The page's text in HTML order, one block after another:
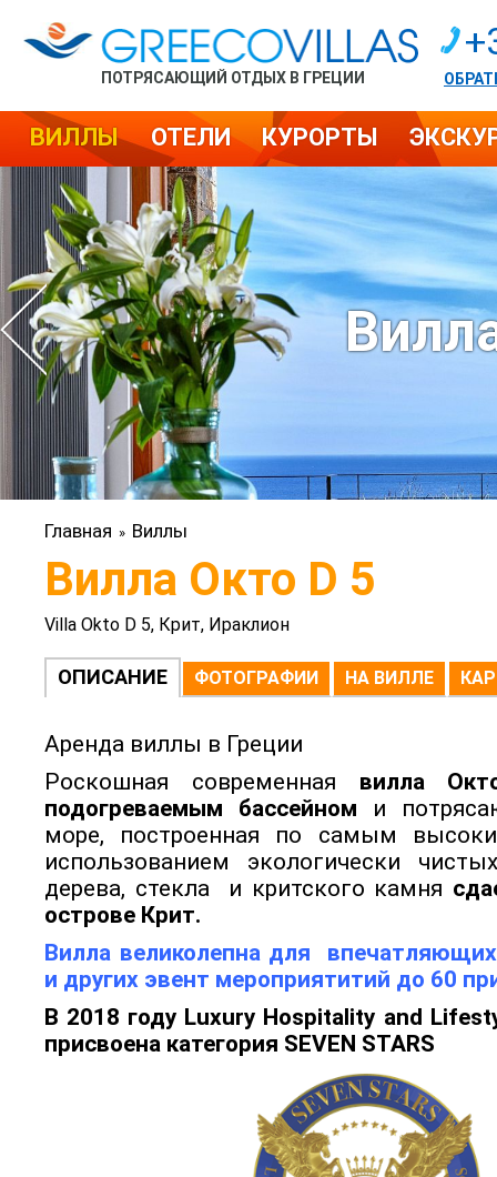
ПОТРЯСАЮЩИЙ ОТДЫХ В ГРЕЦИИ
ВИЛЛЫ ОТЕЛИ КУРОРТЫ
Главная » Виллы
Вилла Окто D 5
Villa Okto D 5, Крит, Ираклион
ОПИСАНИЕ ФОТОГРАФИИ НА ВИЛЛЕ
Аренда виллы в Греции
Роскошная современная вилла
подогреваемым бассейном и
море, построенная по самым
использованием экологически
дерева, стекла и критского камня
острове Крит.
Вилла великолепна для
и других эвент мероприятитий до 60
В 2018 году Luxury Hospitality and
присвоена категория SEVEN STARS